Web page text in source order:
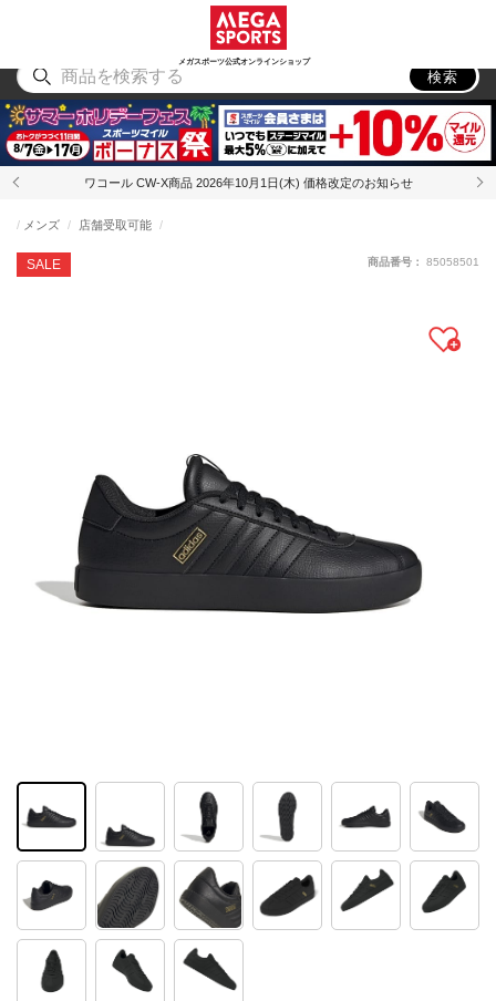
メガスポーツ公式オンラインショップ
アウトドア
検索
ワコール CW-X商品 2026年10月1日(木) 価格改定のお知らせ
SALE
メンズ 店舗受取可能
商品番号： 85058501